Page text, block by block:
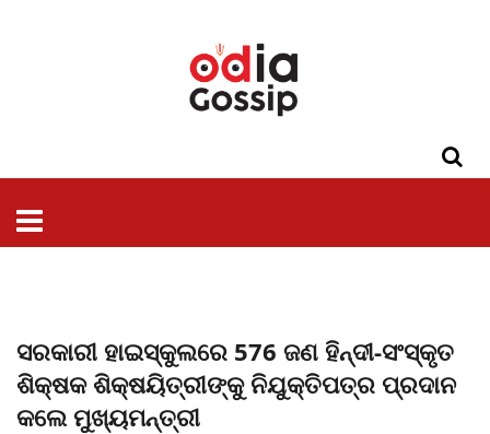
ସରକାରୀ ହାଇସ୍କୁଲରେ 576 ଜଣ ହିନ୍ଦୀ-ସଂସ୍କୃତ
ଶିକ୍ଷକ ଶିକ୍ଷୟିତ୍ରୀଙ୍କୁ ନିଯୁକ୍ତିପତ୍ର ପ୍ରଦାନ
କଲେ ମୁଖ୍ୟମନ୍ତ୍ରୀ